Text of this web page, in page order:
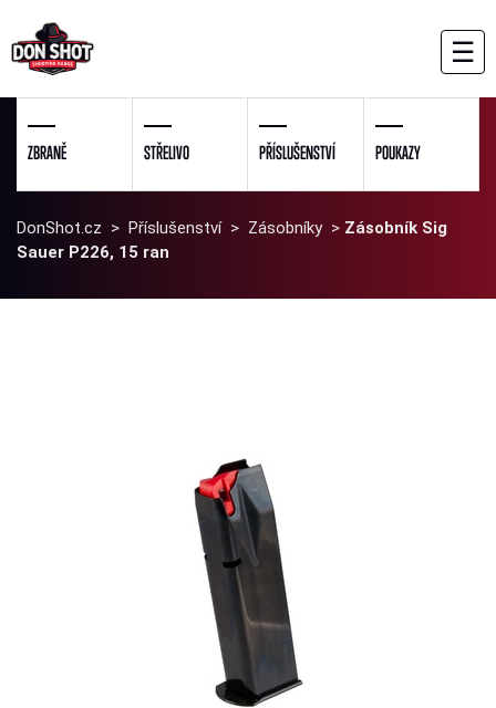
☰
ZBRANĚ STŘELIVO PŘÍSLUŠENSTVÍ POUKAZY
DonShot.cz > Příslušenství> Zásobníky> Zásobník Sig
Sauer P226, 15 ran